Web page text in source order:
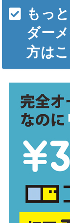
もっ
ダー
方は